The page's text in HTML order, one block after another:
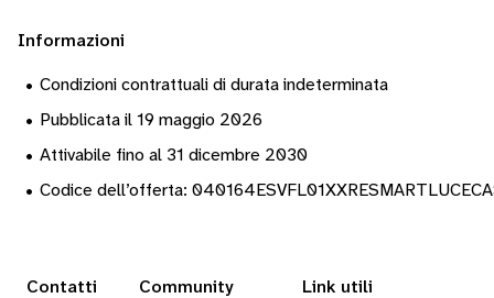
Informazioni
• Condizioni contrattuali di durata indeterminata
• Pubblicata il 19 maggio 2026
• Attivabile fino al 31 dicembre 2030
• Codice dell’offerta:
Contatti Community Link utili